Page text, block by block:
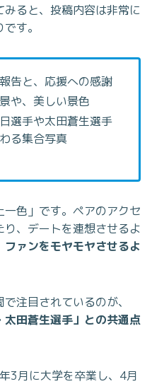
ると、投稿内容は非常に
す。
告と、応援への感謝
や、美しい景色
選手や太田蒼生選手
る集合写真
色」です。ペアのアクセ
、デートを連想させるよ
ファンをモヤモヤさせるよ
注目されているのが、
太田蒼生選手」との共通点
3月に大学を卒業し、4月